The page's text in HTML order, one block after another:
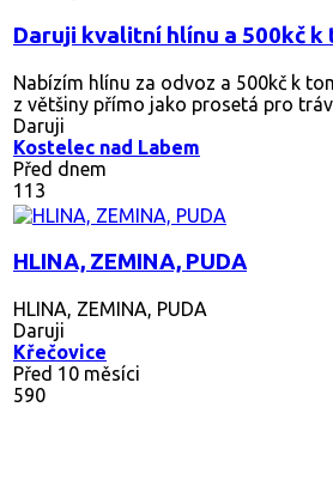
Daruji kvalitní hlínu a 500kč k
Nabízím hlínu za odvoz a 500kč k
z většiny přímo jako prosetá pro
Daruji
Kostelec nad Labem
Před dnem
113
HLINA, ZEMINA, PUDA
HLINA, ZEMINA, PUDA
Daruji
Křečovice
Před 10 měsíci
590